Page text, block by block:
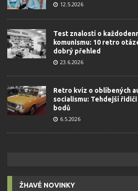
12.5.2026
Test znalostí o
komunismu: 10 retro
dobrý přehled
23.6.2026
Retro kvíz o oblíbených
socialismu: Tehdejší řidiči
bodů
6.5.2026
ŽHAVÉ NOVINKY